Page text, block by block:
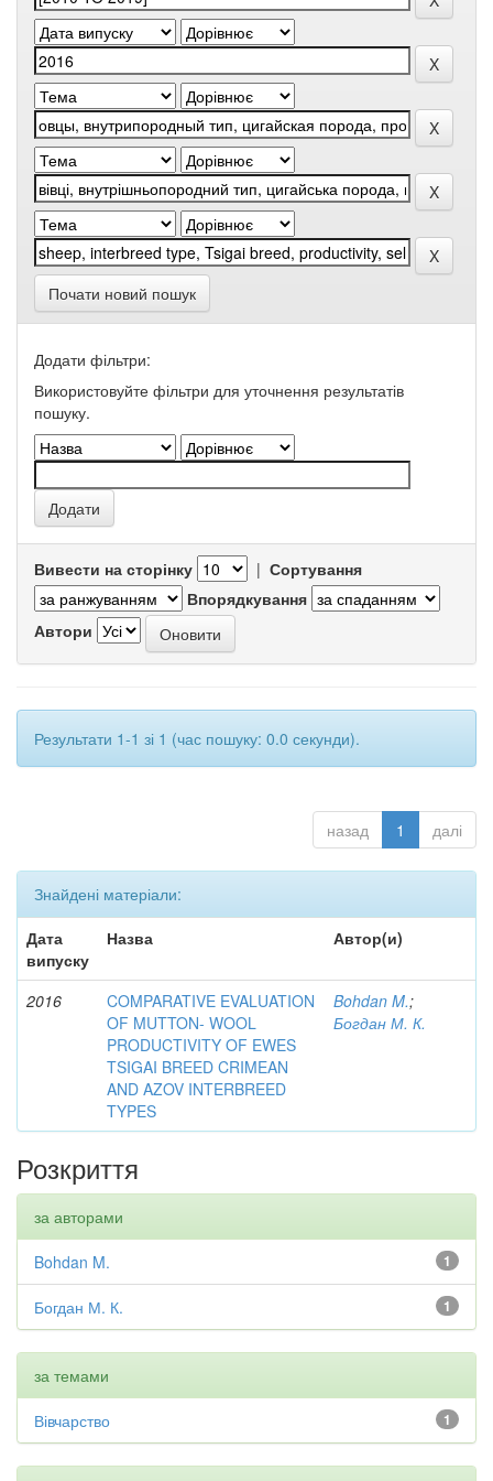
Почати новий пошук
Додати фільтри:
Використовуйте фільтри для уточнення результатів
пошуку.
Вивести на сторінку | Сортування
Впорядкування
Автори
Результати 1-1 зі 1 (час пошуку: 0.0 секунди).
назад 1 далі
Знайдені матеріали:
Дата
випуску
Назва Автор(и)
2016
COMPARATIVE EVALUATION
OF MUTTON- WOOL
PRODUCTIVITY OF EWES
TSIGAI BREED CRIMEAN
AND AZOV INTERBREED
TYPES
Bohdan M.;
Богдан М. К.
Розкриття
за авторами
1
Bohdan M.
1
Богдан М. К.
за темами
1
Вівчарство